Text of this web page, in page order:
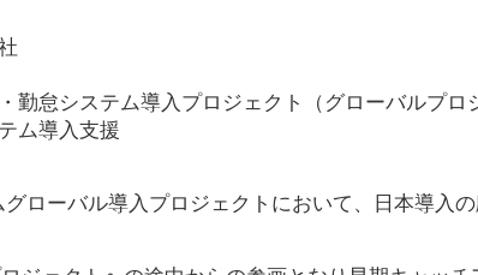
勤怠システム導入プロジェクト（グローバルプロ
ム導入支援
ローバル導入プロジェクトにおいて、日本導入